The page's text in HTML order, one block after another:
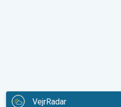
VejrRadar